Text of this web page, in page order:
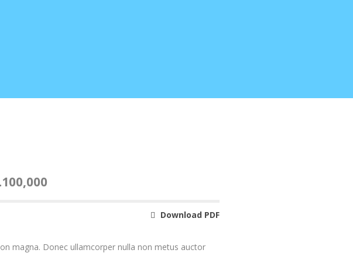
Download PDF
magna. Donec ullamcorper nulla non metus auctor